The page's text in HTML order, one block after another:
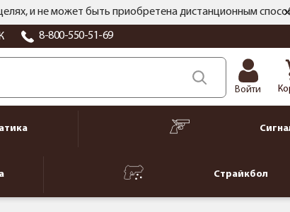
и не может быть приобретена дистанционным
8-800-550-51-69
Войти
Страйкбол